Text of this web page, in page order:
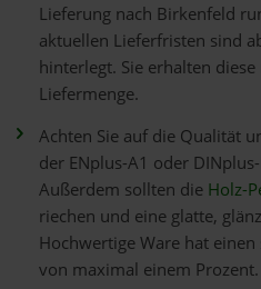
Lieferung nach Birkenfeld
aktuellen Lieferfristen sind
hinterlegt. Sie erhalten
Liefermenge.
Achten Sie auf die Qualität
der ENplus-A1 oder
Außerdem sollten die Holz-
riechen und eine glatte,
Hochwertige Ware hat
von maximal einem Prozent.